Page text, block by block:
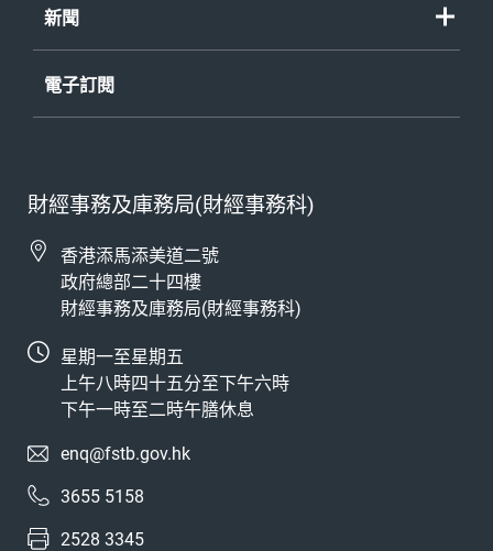
新聞
電子訂閱
財經事務及庫務局(財經事務科)
香港添馬添美道二號
政府總部二十四樓
財經事務及庫務局(財經事務科)
星期一至星期五
上午八時四十五分至下午六時
下午一時至二時午膳休息
enq@fstb.gov.hk
3655 5158
2528 3345